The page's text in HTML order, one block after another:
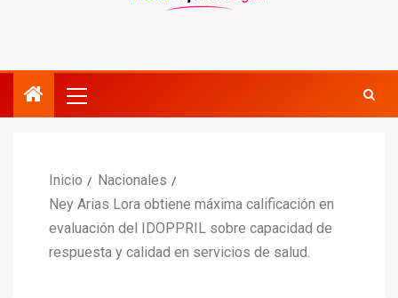
Inicio
Nacionales
Ney Arias Lora obtiene máxima calificación en
evaluación del IDOPPRIL sobre capacidad de
respuesta y calidad en servicios de salud.